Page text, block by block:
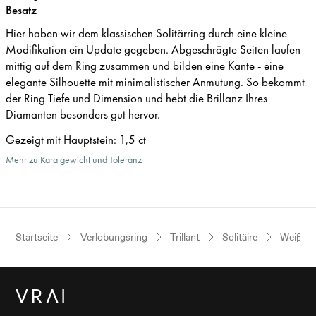
Besatz
Hier haben wir dem klassischen Solitärring durch eine kleine
Modifikation ein Update gegeben. Abgeschrägte Seiten laufen
mittig auf dem Ring zusammen und bilden eine Kante - eine
elegante Silhouette mit minimalistischer Anmutung. So bekommt
der Ring Tiefe und Dimension und hebt die Brillanz Ihres
Diamanten besonders gut hervor.
Gezeigt mit Hauptstein: 1,5 ct
Mehr zu Karatgewicht und Toleranz
Startseite Verlobungsring Trillant Solitäire